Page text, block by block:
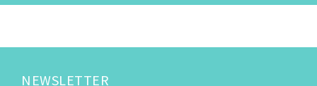
NEWSLETTER